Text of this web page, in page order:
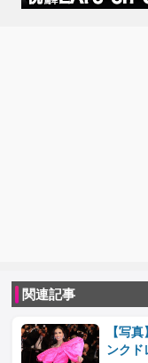
関連記事
【写
ンクド